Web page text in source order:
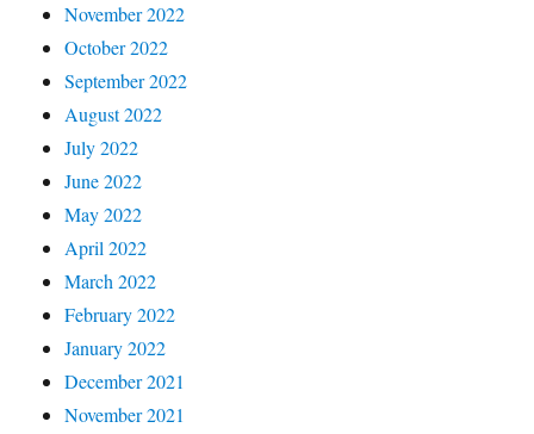
November 2022
October 2022
September 2022
August 2022
July 2022
June 2022
May 2022
April 2022
March 2022
February 2022
January 2022
December 2021
November 2021